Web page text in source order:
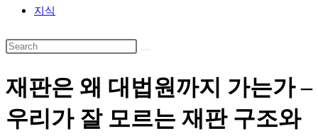
지식
재판은 왜 대법원까지 가는가 –
우리가 잘 모르는 재판 구조와